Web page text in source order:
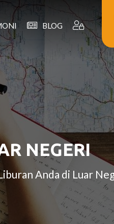
BLOG
NEGERI
Anda di Luar